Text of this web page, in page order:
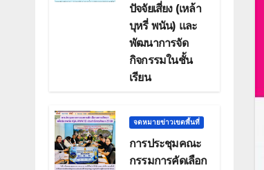
ปัจจัยเสี่ยง (เหล้า
บุหรี่ พนัน) และ
พัฒนาการจัด
กิจกรรมในชั้น
เรียน
จดหมายข่าวเขตพื้นที่
การประชุมคณะ
กรรมการคัดเลือก